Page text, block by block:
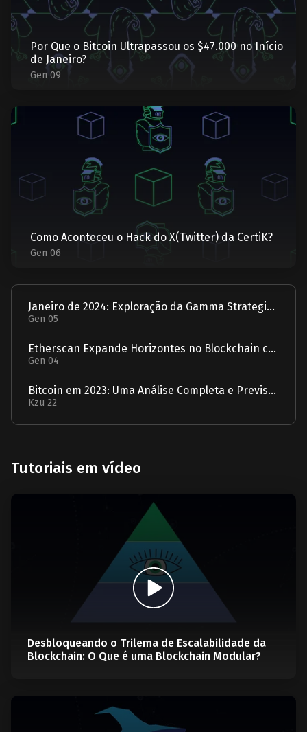
Por Que o Bitcoin Ultrapassou os $47.000 no Início
de Janeiro?
Gen 09
Como Aconteceu o Hack do X(Twitter) da CertiK?
Gen 06
Janeiro de 2024: Exploração da Gamma Strategies - Um Relatório
Gen 05
Etherscan Expande Horizontes no Blockchain com Aquisição da Solscan
Gen 04
Bitcoin em 2023: Uma Análise Completa e Previsão para 2024
Kzu 22
Tutoriais em vídeo
Desbloqueando o Trilema de Escalabilidade da
Blockchain: O Que é uma Blockchain Modular?